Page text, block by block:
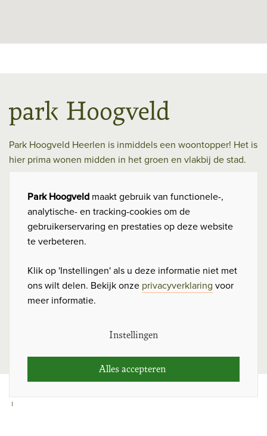
C
o
o
i
e
n
s
e
Park Hoogveld maakt gebruik van functionele-,
analytische- en tracking-cookies om de
gebruikerservaring en prestaties op deze website
te verbeteren.
Klik op 'Instellingen' als u deze informatie niet met
ons wilt delen. Bekijk onze privacyverklaring voor
meer informatie.
Instellingen
Park Hoogveld Heerlen is inmiddels een woontopper! Het is
hier prima wonen midden in het groen en vlakbij de stad.
Hoogveld Heerlen BV
Looiersgracht 12, 6211 JK Maastricht
043 - 210 02 20
info@parkhoogveld.nl
Volg ons ook op
|